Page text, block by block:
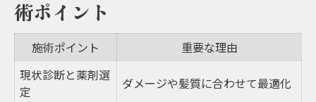
術ポイント
施術ポイント
重要な理由
現状診断と薬剤選
定
ダメージや髪質に合わせて最適化